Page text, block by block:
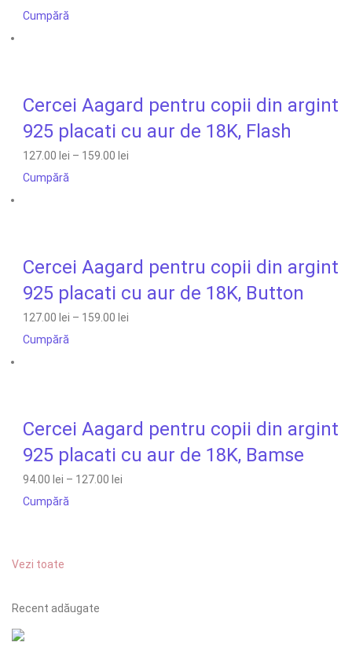
Cumpără
Cercei Aagard pentru copii din argint
925 placati cu aur de 18K, Flash
127.00 lei – 159.00 lei
Cumpără
Cercei Aagard pentru copii din argint
925 placati cu aur de 18K, Button
127.00 lei – 159.00 lei
Cumpără
Cercei Aagard pentru copii din argint
925 placati cu aur de 18K, Bamse
94.00 lei – 127.00 lei
Cumpără
Vezi toate
Recent adăugate